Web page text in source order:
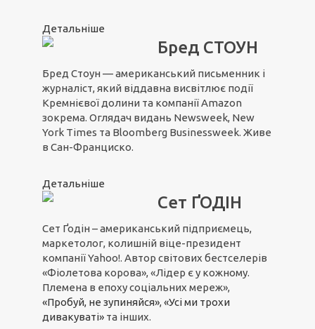
Детальніше
Бред СТОУН
Бред Стоун — американський письменник і
журналіст, який віддавна висвітлює події
Кремнієвої долини та компанії Amazon
зокрема. Оглядач видань Newsweek, New
York Times та Bloomberg Businessweek. Живе
в Сан-Франциско.
Детальніше
Сет ҐОДІН
Сет Ґодін – американський підприємець,
маркетолог, колишній віце-президент
компанії Yahoo!. Автор світових бестселерів
«Фіолетова корова», «Лідер є у кожному.
Племена в епоху соціальних мереж»,
«Пробуй, не зупиняйся», «Усі ми трохи
дивакуваті» та інших.